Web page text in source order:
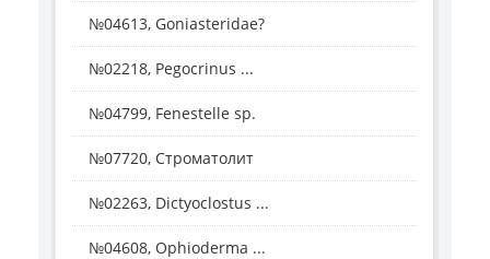
№04613, Goniasteridae?
№02218, Pegocrinus ...
№04799, Fenestelle sp.
№07720, Строматолит
№02263, Dictyoclostus ...
№04608, Ophioderma ...